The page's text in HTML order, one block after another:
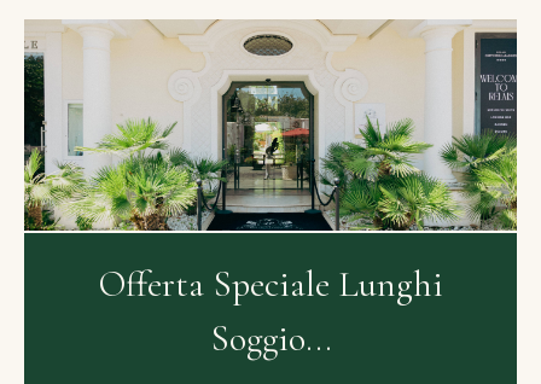
Lunghi
Offerta